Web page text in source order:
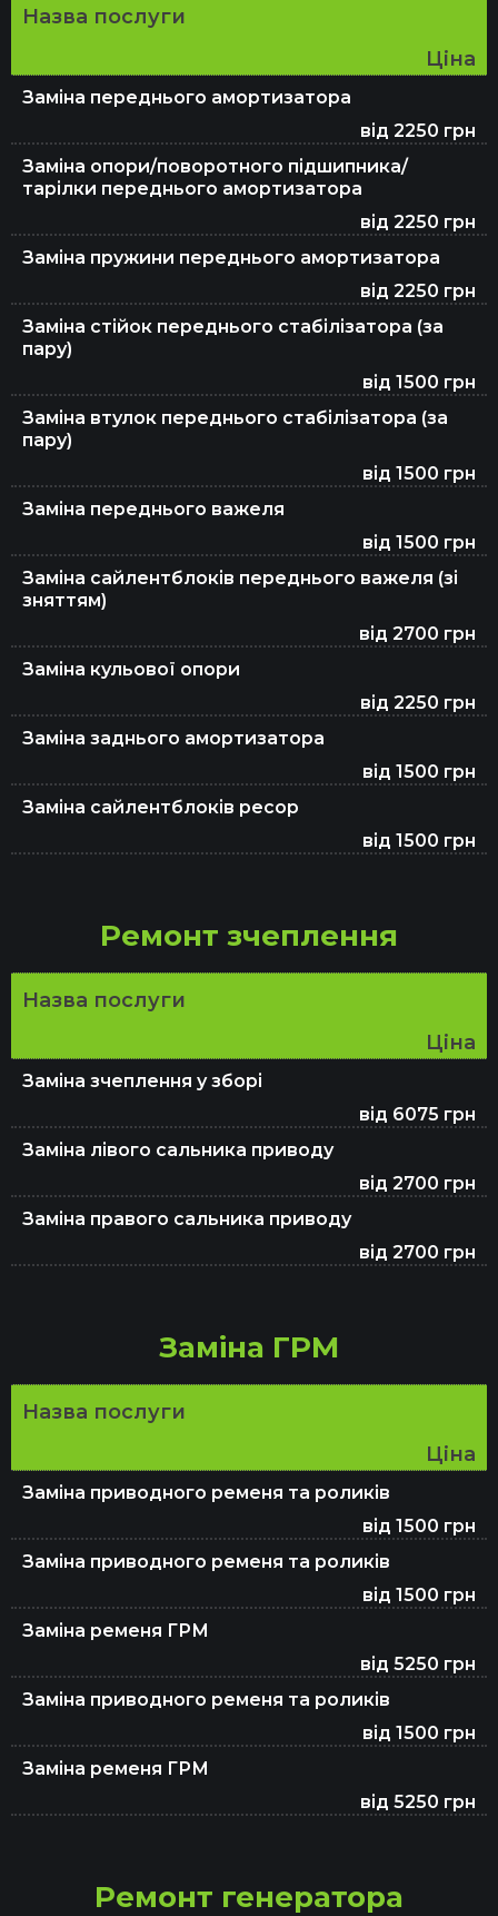
Заміна гальмівної рідини
Заміна свічок запалювання
Чищення форсунок
Заміна зчеплення DSG 7
Регулювання клапанів
Заміна мастила в редукторі
Заміна салонного фільтра у Києві
Заміна ламп авто
Заміна рідини ГУР
Ремонт вихлопної системи та глушника
Заміна масла в АКПП
Заміна гальмівних колодок
Назва послуги
Ціна
Заміна переднього амортизатора
від 2250 грн
Заміна опори/поворотного підшипника/
тарілки переднього амортизатора
від 2250 грн
Заміна пружини переднього амортизатора
від 2250 грн
Заміна стійок переднього стабілізатора (за
пару)
від 1500 грн
Заміна втулок переднього стабілізатора (за
пару)
від 1500 грн
Заміна переднього важеля
від 1500 грн
Заміна сайлентблоків переднього важеля (зі
зняттям)
від 2700 грн
Заміна кульової опори
від 2250 грн
Заміна заднього амортизатора
від 1500 грн
Заміна сайлентблоків ресор
від 1500 грн
Ремонт зчеплення
Назва послуги
Ціна
Заміна зчеплення у зборі
від 6075 грн
Заміна лівого сальника приводу
від 2700 грн
Заміна правого сальника приводу
від 2700 грн
Заміна ГРМ
Назва послуги
Ціна
Заміна приводного ременя та роликів
від 1500 грн
Заміна приводного ременя та роликів
від 1500 грн
Заміна ременя ГРМ
від 5250 грн
Заміна приводного ременя та роликів
від 1500 грн
Заміна ременя ГРМ
від 5250 грн
Ремонт генератора